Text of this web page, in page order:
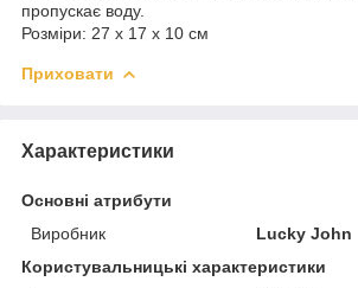
пропускає воду.
Розміри: 27 x 17 x 10 см
Приховати
Характеристики
Основні атрибути
Виробник
Lucky John
Користувальницькі характеристики